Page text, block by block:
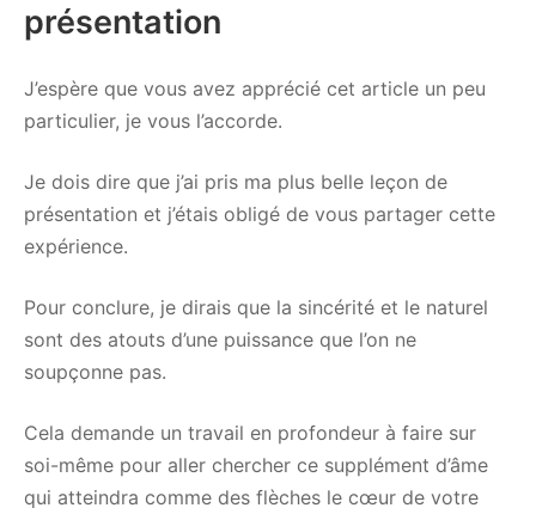
présentation
J’espère que vous avez apprécié cet article un peu
particulier, je vous l’accorde.
Je dois dire que j’ai pris ma plus belle leçon de
présentation et j’étais obligé de vous partager cette
expérience.
Pour conclure, je dirais que la sincérité et le naturel
sont des atouts d’une puissance que l’on ne
soupçonne pas.
Cela demande un travail en profondeur à faire sur
soi-même pour aller chercher ce supplément d’âme
qui atteindra comme des flèches le cœur de votre